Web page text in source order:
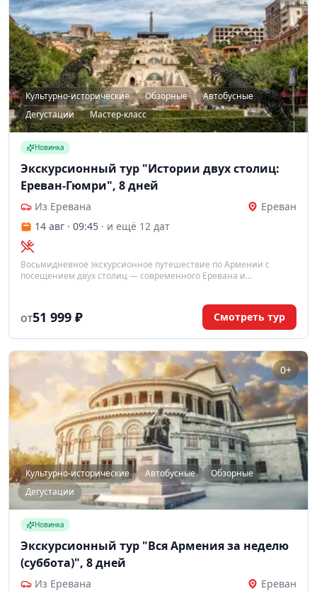
Культурно-исторические Обзорные
Автобусные
Дегустации
Мастер-класс
Новинка
Экскурсионный тур "Истории двух столиц:
Ереван-Гюмри", 8 дней
Из Еревана
Ереван
14 авг · 09:45 · и ещё 12 дат
Восьмидневное экскурсионное путешествие по Армении с
посещением двух столиц — современного Еревана и
ОТ51 999 ₽ Смотреть тур
0+
Культурно-исторические Автобусные
Обзорные
Дегустации
Новинка
Экскурсионный тур "Вся Армения за неделю
(суббота)", 8 дней
Из Еревана
Ереван